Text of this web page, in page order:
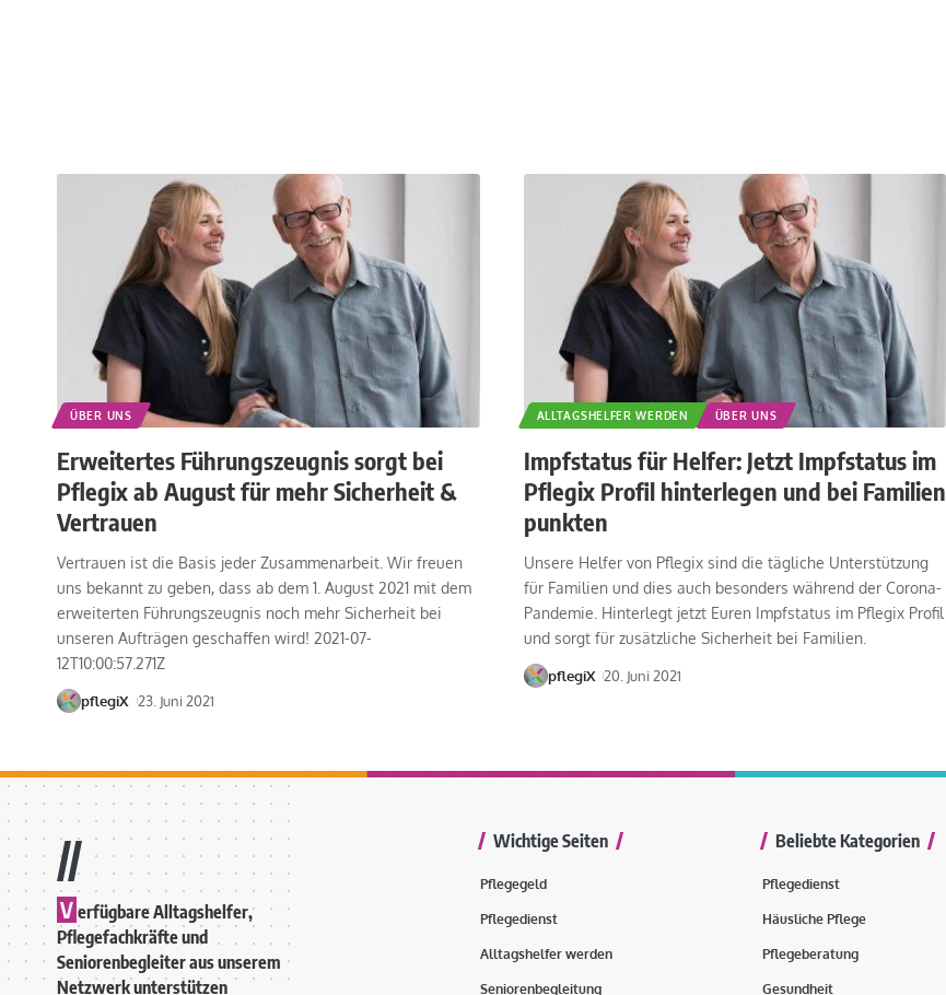
ÜBER UNS
Erweitertes Führungszeugnis sorgt bei
Pflegix ab August für mehr Sicherheit &
Vertrauen
Vertrauen ist die Basis jeder Zusammenarbeit. Wir freuen
uns bekannt zu geben, dass ab dem 1. August 2021 mit dem
erweiterten Führungszeugnis noch mehr Sicherheit bei
unseren Aufträgen geschaffen wird! 2021-07-
12T10:00:57.271Z
pflegiX 23. Juni 2021
ALLTAGSHELFER WERDEN ÜBER UNS
Impfstatus für Helfer: Jetzt Impfstatus im
Pflegix Profil hinterlegen und bei Familien
punkten
Unsere Helfer von Pflegix sind die tägliche Unterstützung
für Familien und dies auch besonders während der Corona-
Pandemie. Hinterlegt jetzt Euren Impfstatus im Pflegix Profil
und sorgt für zusätzliche Sicherheit bei Familien.
pflegiX 20. Juni 2021
//
V erfügbare Alltagshelfer,
Pflegefachkräfte und
Seniorenbegleiter aus unserem
Netzwerk unterstützen
Wichtige Seiten
Pflegegeld
Pflegedienst
Alltagshelfer werden
Seniorenbegleitung
Beliebte Kategorien
Pflegedienst
Häusliche Pflege
Pflegeberatung
Gesundheit